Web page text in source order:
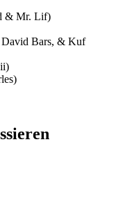
& Mr. Lif)
David Bars, & Kuf